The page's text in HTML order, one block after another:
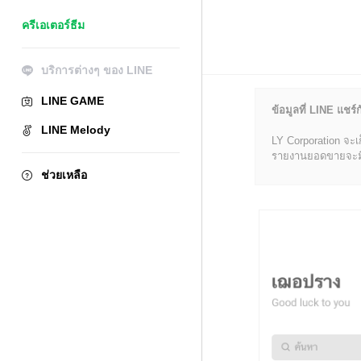
ครีเอเตอร์ธีม
บริการต่างๆ ของ LINE
LINE GAME
LINE Melody
ช่วยเหลือ
ข้อมูลที่ LINE แชร์กั
LY Corporation จ
รายงานยอดขายจ